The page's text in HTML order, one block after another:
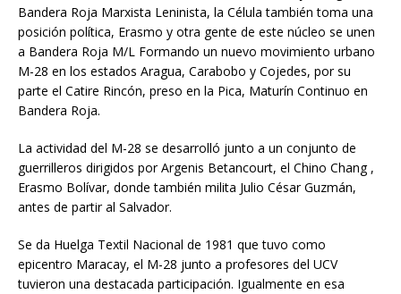
Bandera Roja Marxista Leninista, la Célula también toma una
posición política, Erasmo y otra gente de este núcleo se unen
a Bandera Roja M/L Formando un nuevo movimiento urbano
M-28 en los estados Aragua, Carabobo y Cojedes, por su
parte el Catire Rincón, preso en la Pica, Maturín Continuo en
Bandera Roja.
La actividad del M-28 se desarrolló junto a un conjunto de
guerrilleros dirigidos por Argenis Betancourt, el Chino Chang ,
Erasmo Bolívar, donde también milita Julio César Guzmán,
antes de partir al Salvador.
Se da Huelga Textil Nacional de 1981 que tuvo como
epicentro Maracay, el M-28 junto a profesores del UCV
tuvieron una destacada participación. Igualmente en esa